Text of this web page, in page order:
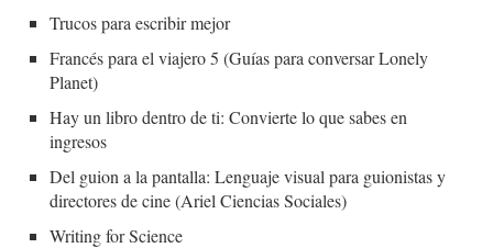
Trucos para escribir mejor
Francés para el viajero 5 (Guías para conversar Lonely
Planet)
Hay un libro dentro de ti: Convierte lo que sabes en
ingresos
Del guion a la pantalla: Lenguaje visual para guionistas y
directores de cine (Ariel Ciencias Sociales)
Writing for Science